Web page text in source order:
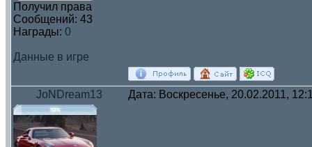
Получил права
Сообщений: 43
Награды: 0
Данные в игре
JoNDream13 Дата: Воскресенье, 20.02.2011,